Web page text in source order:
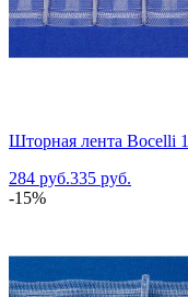
Шторная лента Bocelli
284 руб.335 руб.
-15%